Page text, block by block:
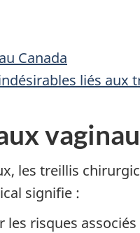
Canada
liés aux
les treillis
signifie :
risques